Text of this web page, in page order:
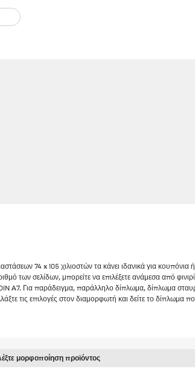
74 x 105 χιλιοστών τα κάνει ιδανικά για κουπόνια ή
των σελίδων, μπορείτε να επιλέξετε ανάμεσα από
A7. Για παράδειγμα, παράλληλο δίπλωμα, δίπλωμα
τις επιλογές στον διαμορφωτή και δείτε το δίπλωμα
μορφοποίηση προϊόντος